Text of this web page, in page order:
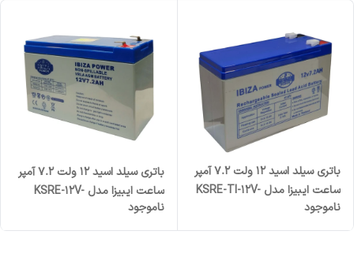
باتری سیلد اسید 12 ولت 7.2 آمپر
ساعت ایبیزا مدل KSRE-TI-12V-
7.2AH
ناموجود
باتری سیلد اسید 12 ولت 7.2 آمپر
ساعت ایبیزا مدل KSRE-12V-
7.2A
ناموجود